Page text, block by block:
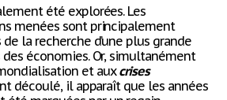
été explorées. Les
menées sont principalement
la recherche d’une plus grande
économies. Or, simultanément
et auxcrises
découlé, il apparaît que les années